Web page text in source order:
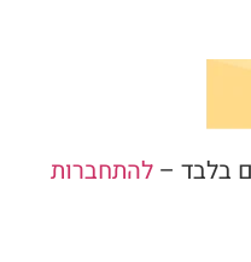
בלבד – להתחברות